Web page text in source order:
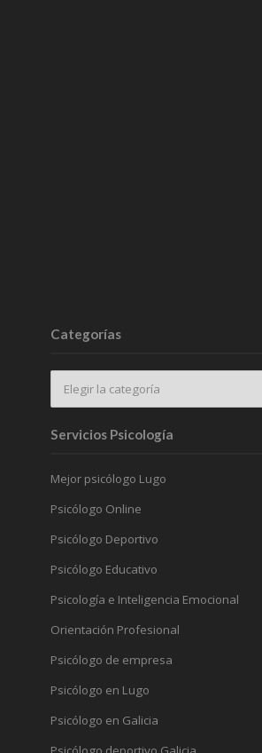
Categorías
Servicios Psicología
Mejor psicólogo Lugo
Psicólogo Online
Psicólogo Deportivo
Psicólogo Educativo
Psicología e Inteligencia Emocional
Orientación Profesional
Psicólogo de empresa
Psicólogo en Lugo
Psicólogo en Galicia